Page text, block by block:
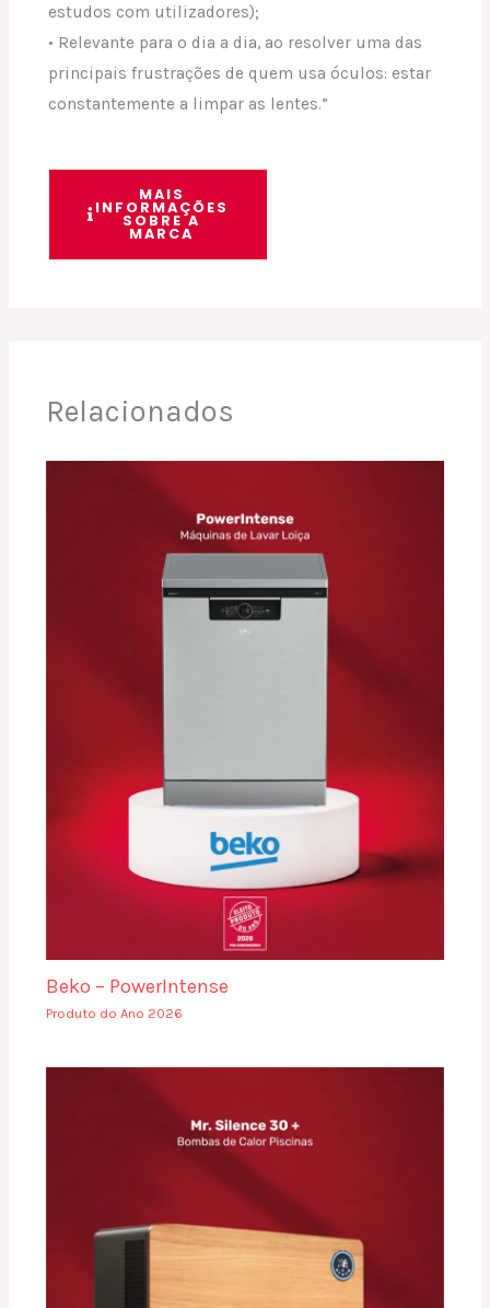
estudos com utilizadores);
• Relevante para o dia a dia, ao resolver uma das
principais frustrações de quem usa óculos: estar
constantemente a limpar as lentes.”
MAIS
INFORMAÇÕES
SOBRE A
MARCA
Relacionados
Beko – PowerIntense
Produto do Ano 2026